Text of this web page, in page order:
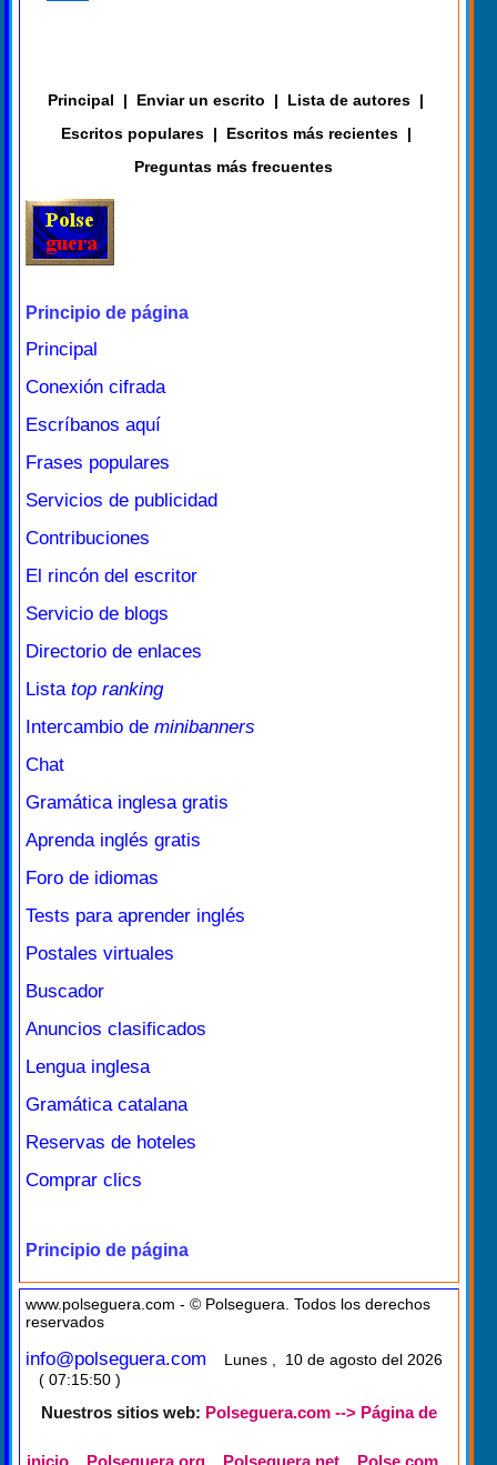
Principal | Enviar un escrito | Lista de autores |
Escritos populares | Escritos más recientes |
Preguntas más frecuentes
Principio de página
Principal
Conexión cifrada
Escríbanos aquí
Frases populares
Servicios de publicidad
Contribuciones
El rincón del escritor
Servicio de blogs
Directorio de enlaces
Lista top ranking
Intercambio de minibanners
Chat
Gramática inglesa gratis
Aprenda inglés gratis
Foro de idiomas
Tests para aprender inglés
Postales virtuales
Buscador
Anuncios clasificados
Lengua inglesa
Gramática catalana
Reservas de hoteles
Comprar clics
Principio de página
www.polseguera.com - © Polseguera. Todos los derechos
reservados
info@polseguera.com
Lunes , 10 de agosto del 2026
( 07:15:50 )
Nuestros sitios web: Polseguera.com --> Página de